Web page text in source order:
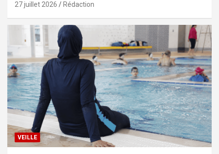
27 juillet 2026 Rédaction
VEILLE